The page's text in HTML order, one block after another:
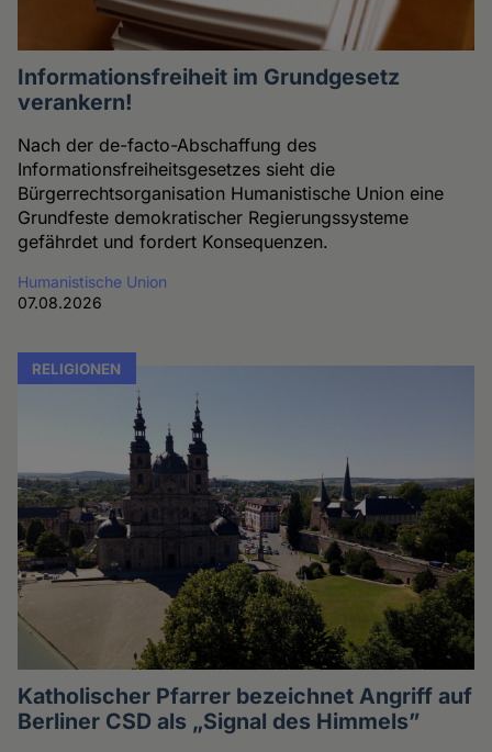
Informationsfreiheit im Grundgesetz
verankern!
Nach der de-facto-Abschaffung des
Informationsfreiheitsgesetzes sieht die
Bürgerrechtsorganisation Humanistische Union eine
Grundfeste demokratischer Regierungssysteme
gefährdet und fordert Konsequenzen.
Humanistische Union
07.08.2026
RELIGIONEN
Katholischer Pfarrer bezeichnet Angriff auf
Berliner CSD als „Signal des Himmels”